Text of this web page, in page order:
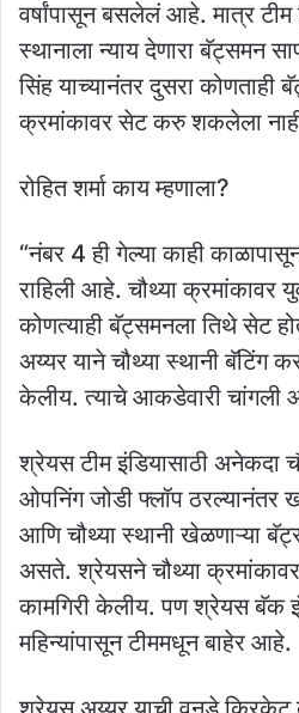
वर्षांपासून बसलेलं आहे. मात्र टीम
स्थानाला न्याय देणारा बॅट्समन
सिंह याच्यानंतर दुसरा कोणताही
क्रमांकावर सेट करु शकलेला
रोहित शर्मा काय म्हणाला?
“नंबर 4 ही गेल्या काही
राहिली आहे. चौथ्या क्रमांकावर
कोणत्याही बॅट्समनला तिथे सेट
अय्यर याने चौथ्या स्थानी बॅटिंग
केलीय. त्याचे आकडेवारी चांगली
श्रेयस टीम इंडियासाठी अनेकदा
ओपनिंग जोडी फ्लॉप ठरल्यानंतर
आणि चौथ्या स्थानी खेळणाऱ्या
असते. श्रेयसने चौथ्या
कामगिरी केलीय. पण श्रेयस बॅक
महिन्यांपासून टीममधून बाहेर आहे.